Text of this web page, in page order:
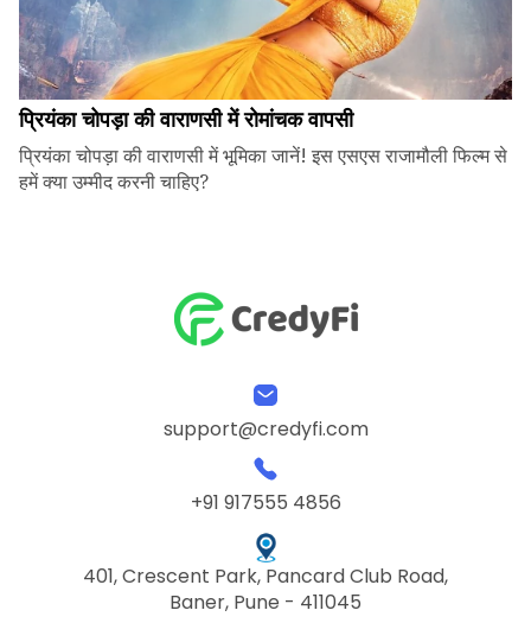
प्रियंका चोपड़ा की वाराणसी में रोमांचक वापसी
प्रियंका चोपड़ा की वाराणसी में भूमिका जानें! इस एसएस राजामौली फिल्म से
हमें क्या उम्मीद करनी चाहिए?
support@credyfi.com
+91 917555 4856
401, Crescent Park, Pancard Club Road,
Baner, Pune - 411045